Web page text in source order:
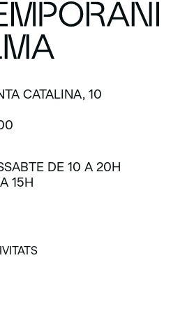
CATALINA, 10
DE 10 A 20H
15H